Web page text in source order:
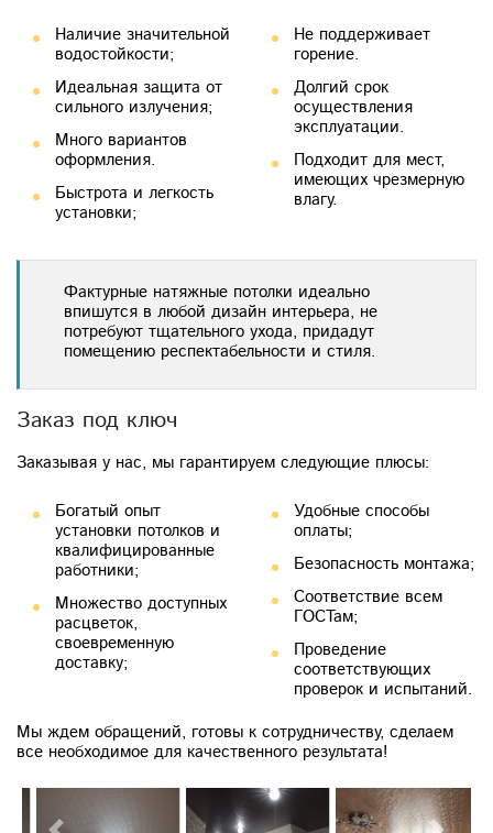
Наличие значительной
водостойкости;
Идеальная защита от
сильного излучения;
Много вариантов
оформления.
Быстрота и легкость
установки;
Не поддерживает
горение.
Долгий срок
осуществления
эксплуатации.
Подходит для мест,
имеющих чрезмерную
влагу.
Фактурные натяжные потолки идеально
впишутся в любой дизайн интерьера, не
потребуют тщательного ухода, придадут
помещению респектабельности и стиля.
Заказ под ключ
Заказывая у нас, мы гарантируем следующие плюсы:
Богатый опыт
установки потолков и
квалифицированные
работники;
Множество доступных
расцветок,
своевременную
доставку;
Удобные способы
оплаты;
Безопасность монтажа;
Соответствие всем
ГОСТам;
Проведение
соответствующих
проверок и испытаний.
Мы ждем обращений, готовы к сотрудничеству, сделаем
все необходимое для качественного результата!